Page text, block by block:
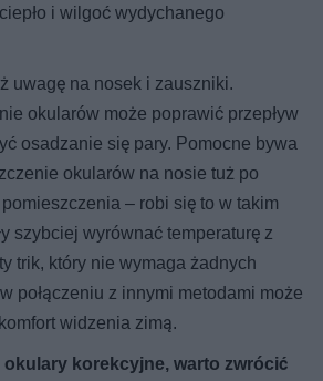
i wilgoć wydychanego
uwagę na nosek i zauszniki.
okularów może poprawić przepływ
osadzanie się pary. Pomocne bywa
okularów na nosie tuż po
– robi się to w takim
szybciej wyrównać temperaturę z
trik, który nie wymaga żadnych
połączeniu z innymi metodami może
widzenia zimą.
okulary korekcyjne, warto zwrócić